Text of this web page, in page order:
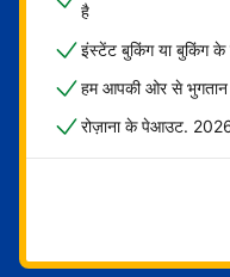
है
इंस्टेंट बुकिंग या बुकिंग के
हम आपकी ओर से भुगतान
रोज़ाना के पेआउट.